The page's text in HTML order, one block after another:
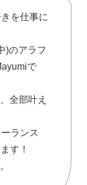
を仕事に
)のアラフ
で
全部叶え
ランス
す！